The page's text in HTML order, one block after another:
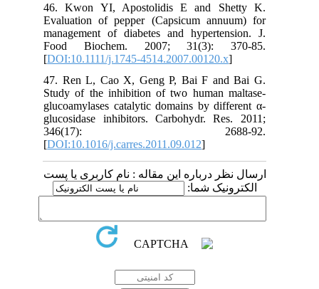
46. Kwon YI, Apostolidis E and Shetty K.
Evaluation of pepper (Capsicum annuum) for
management of diabetes and hypertension. J.
Food Biochem. 2007; 31(3): 370-85.
[DOI:10.1111/j.1745-4514.2007.00120.x
47. Ren L, Cao X, Geng P, Bai F and Bai G.
Study of the inhibition of two human maltase-
glucoamylases catalytic domains by different α-
glucosidase inhibitors. Carbohydr. Res. 2011;
346(17): 2688-92.
[DOI:10.1016/j.carres.2011.09.012
ارسال نظر درباره این مقاله : نام کاربری یا پست
الکترونیک شما: